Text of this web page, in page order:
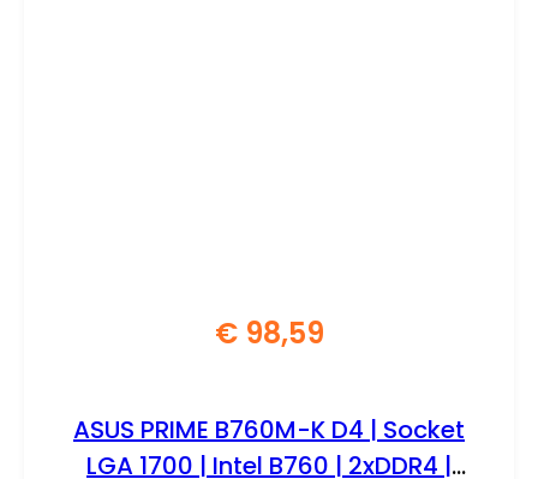
€98,59
ASUS PRIME B760M-K D4 | Socket
LGA 1700 | Intel B760 | 2xDDR4 |